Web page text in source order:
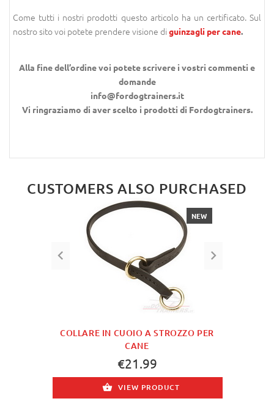
Come tutti i nostri prodotti questo articolo ha un certificato. Sul
nostro sito voi potete prendere visione di guinzagli per cane.
Alla fine dell’ordine voi potete scrivere i vostri commenti e
domande
info@fordogtrainers.it
Vi ringraziamo di aver scelto i prodotti di Fordogtrainers.
CUSTOMERS ALSO PURCHASED
NEW
COLLARE IN CUOIO A STROZZO PER
CANE
€21.99
VIEW PRODUCT